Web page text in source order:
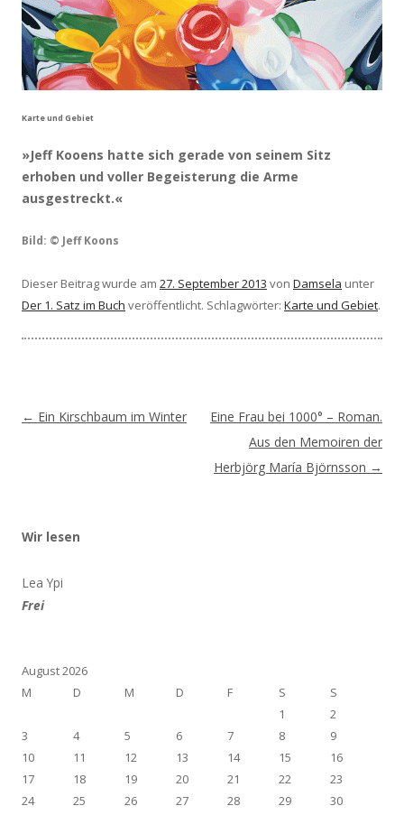
Karte und Gebiet
»Jeff Kooens hatte sich gerade von seinem Sitz
erhoben und voller Begeisterung die Arme
ausgestreckt.«
Bild: © Jeff Koons
Dieser Beitrag wurde am 27. September 2013 von Damsela unter
Der 1. Satz im Buch veröffentlicht. Schlagwörter: Karte und Gebiet.
Beitragsnavigation
← Ein Kirschbaum im Winter
Eine Frau bei 1000° – Roman.
Aus den Memoiren der
Herbjörg María Björnsson →
Wir lesen
Lea Ypi
Frei
August 2026
M
D M D F S
S
1
2
3
4 5 6 7 8
9
10
11 12 13 14 15
16
17
18 19 20 21 22
23
24
25 26 27 28 29
30